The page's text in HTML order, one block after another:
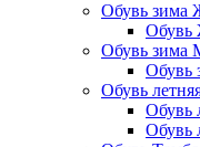
Обувь зима
Обувь
Обувь зима
Обувь
Обувь
Обувь
Обувь